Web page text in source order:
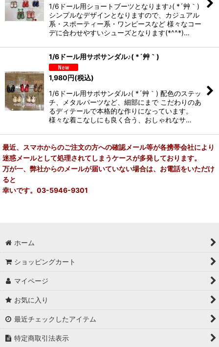
1/6ドール用ショートブーツとなります♪( *´艸｀)
シンプルなデザインとなりますので、カジュアル
系・スポーティー系・ワンピースなど 様々なコー
デに合わせやすいシューズとなります(*^^*)…
1/6ドール用サボサンダル♪( *´艸｀)
1,980円(税込)
1/6ドール用サボサンダル♪( *´艸｀) 配色のステッ
チ、メタルパーツなど、細部にまで こだわりのあ
るディテールで本格的な作りになっています。
様々な着こなしにも良く合う、おしゃれなサ…
最近、スマホからのご注文の方への確認メール等が各携帯会社により
迷惑メールとして処理されてしまうケースが多発しております。
万が一、弊社からのメールが届いていない場合は、お電話をいただけ
ると
幸いです。03-5946-9301
ホーム
ショッピングカート
マイページ
お気に入り
最近チェックしたアイテム
特定商取引法表示